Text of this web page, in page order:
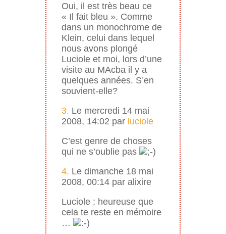
Oui, il est très beau ce
« Il fait bleu ». Comme
dans un monochrome de
Klein, celui dans lequel
nous avons plongé
Luciole et moi, lors d’une
visite au MAcba il y a
quelques années. S’en
souvient-elle?
3. Le mercredi 14 mai
2008, 14:02 par luciole
C’est genre de choses
qui ne s’oublie pas
4. Le dimanche 18 mai
2008, 00:14 par alixire
Luciole : heureuse que
cela te reste en mémoire
…